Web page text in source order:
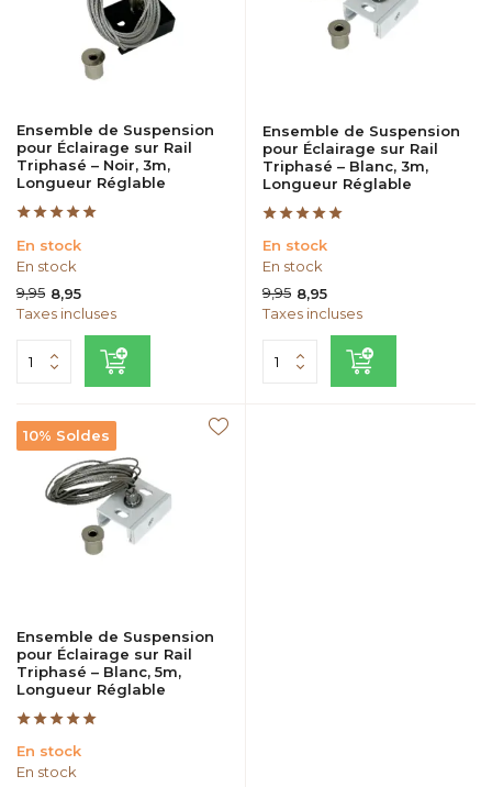
Ensemble de Suspension
pour Éclairage sur Rail
Triphasé – Noir, 3m,
Longueur Réglable
En stock
En stock
9,95 8,95
Taxes incluses
Ensemble de Suspension
pour Éclairage sur Rail
Triphasé – Blanc, 3m,
Longueur Réglable
En stock
En stock
9,95 8,95
Taxes incluses
10% Soldes
Ensemble de Suspension
pour Éclairage sur Rail
Triphasé – Blanc, 5m,
Longueur Réglable
En stock
En stock